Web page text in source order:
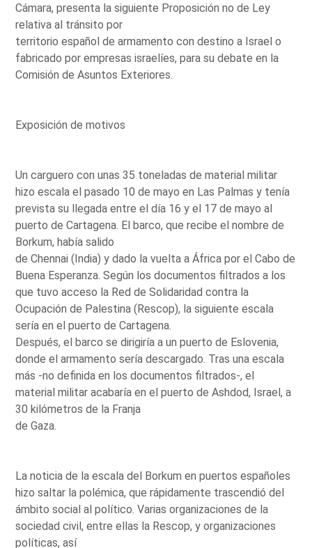
Cámara, presenta la siguiente Proposición no de Ley
relativa al tránsito por
territorio español de armamento con destino a Israel o
fabricado por empresas israelíes, para su debate en la
Comisión de Asuntos Exteriores.
Exposición de motivos
Un carguero con unas 35 toneladas de material militar
hizo escala el pasado 10 de mayo en Las Palmas y tenía
prevista su llegada entre el día 16 y el 17 de mayo al
puerto de Cartagena. El barco, que recibe el nombre de
Borkum, había salido
de Chennai (India) y dado la vuelta a África por el Cabo de
Buena Esperanza. Según los documentos filtrados a los
que tuvo acceso la Red de Solidaridad contra la
Ocupación de Palestina (Rescop), la siguiente escala
sería en el puerto de Cartagena.
Después, el barco se dirigiría a un puerto de Eslovenia,
donde el armamento sería descargado. Tras una escala
más -no definida en los documentos filtrados-, el
material militar acabaría en el puerto de Ashdod, Israel, a
30 kilómetros de la Franja
de Gaza.
La noticia de la escala del Borkum en puertos españoles
hizo saltar la polémica, que rápidamente trascendió del
ámbito social al político. Varias organizaciones de la
sociedad civil, entre ellas la Rescop, y organizaciones
políticas, así